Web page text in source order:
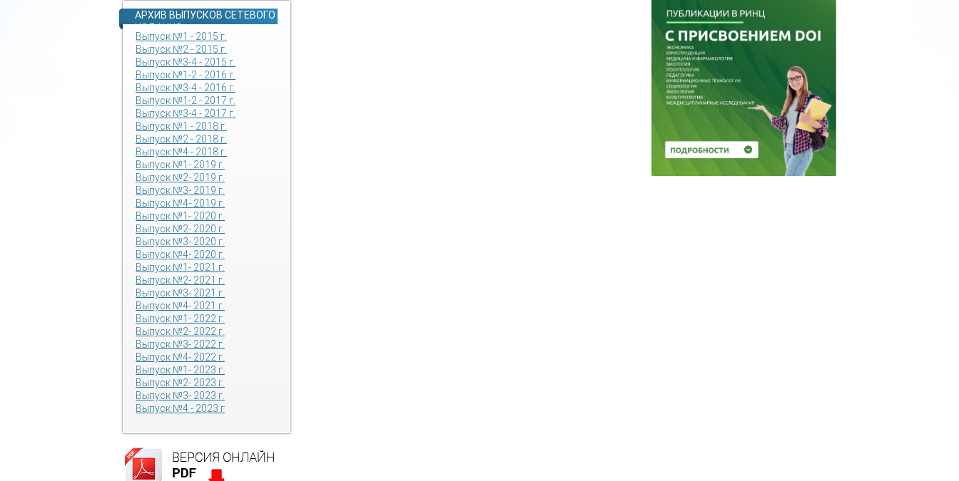
АРХИВ ВЫПУСКОВ СЕТЕВОГО
ИЗДАНИЯ
Выпуск №1 - 2015 г.
Выпуск №2 - 2015 г.
Выпуск №3-4 - 2015 г.
Выпуск №1-2 - 2016 г.
Выпуск №3-4 - 2016 г.
Выпуск №1-2 - 2017 г.
Выпуск №3-4 - 2017 г.
Выпуск №1 - 2018 г.
Выпуск №2 - 2018 г.
Выпуск №4 - 2018 г.
Выпуск №1- 2019 г.
Выпуск №2- 2019 г.
Выпуск №3- 2019 г.
Выпуск №4- 2019 г.
Выпуск №1- 2020 г.
Выпуск №2- 2020 г.
Выпуск №3- 2020 г.
Выпуск №4- 2020 г.
Выпуск №1- 2021 г.
Выпуск №2- 2021 г.
Выпуск №3- 2021 г.
Выпуск №4- 2021 г.
Выпуск №1- 2022 г.
Выпуск №2- 2022 г.
Выпуск №3- 2022 г.
Выпуск №4- 2022 г.
Выпуск №1- 2023 г.
Выпуск №2- 2023 г.
Выпуск №3- 2023 г.
Выпуск №4 - 2023 г